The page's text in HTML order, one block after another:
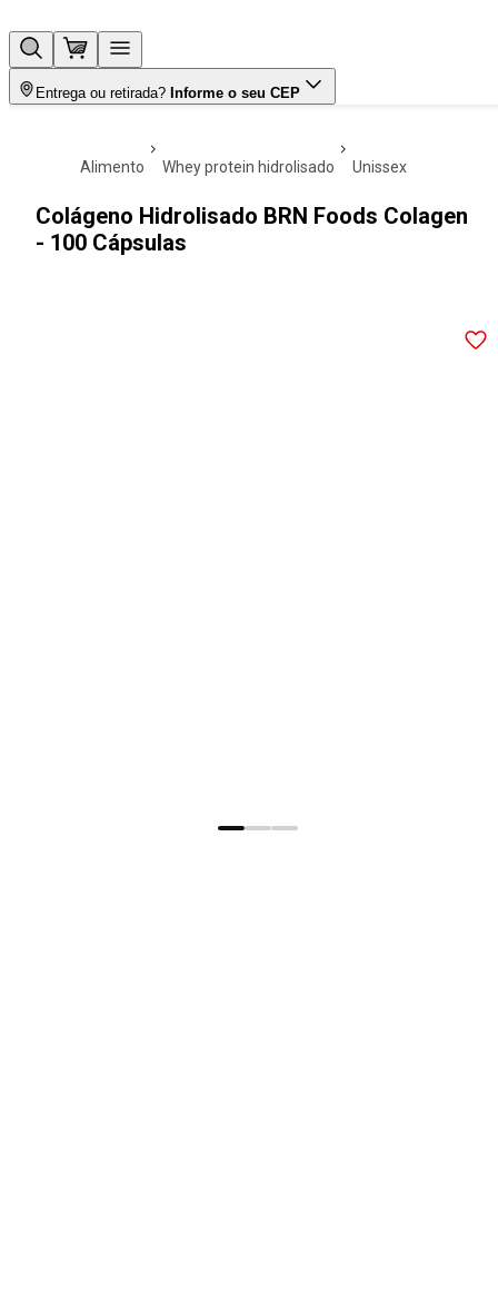
Entrega ou retirada? Informe o seu CEP
alimento whey protein hidrolisado unissex
Colágeno Hidrolisado BRN Foods Colagen
- 100 Cápsulas